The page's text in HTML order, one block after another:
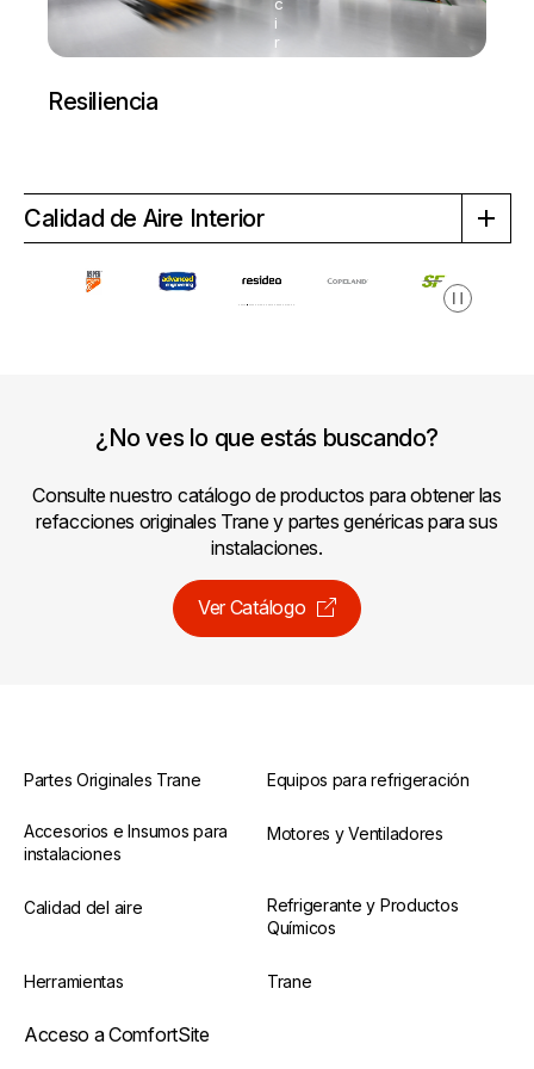
i
r
Resiliencia
Calidad de Aire Interior
Pausa
¿No ves lo que estás buscando?
Consulte nuestro catálogo de productos para obtener las
refacciones originales Trane y partes genéricas para sus
instalaciones.
Ver Catálogo
Partes Originales Trane Equipos para refrigeración
Accesorios e Insumos para
instalaciones
Motores y Ventiladores
Calidad del aire
Refrigerante y Productos
Químicos
Herramientas Trane
Acceso a ComfortSite